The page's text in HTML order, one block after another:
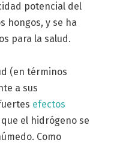
potencial del
hongos, y se ha
para la salud.
(en términos
a sus
efectos
el hidrógeno se
Como